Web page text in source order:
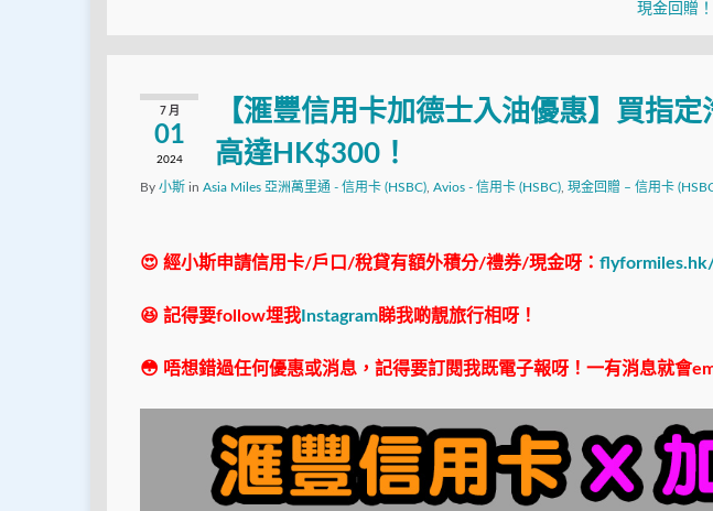
現金回贈
7 月
01
2024
【滙豐信用卡加德士入油優惠】買指
高達HK$300！
By 小斯 in Asia Miles 亞洲萬里通 - 信用卡 (HSBC) Avios - 信用卡 (HSBC) 現金回贈 – 信用卡
😍 經小斯申請信用卡/戶口/稅貸有額外積分/禮券/現金呀：
😆 記得要follow埋我 Instagram睇我啲靚旅行相呀！
😳 唔想錯過任何優惠或消息，記得要訂閱我既電子報呀！一有消息就會